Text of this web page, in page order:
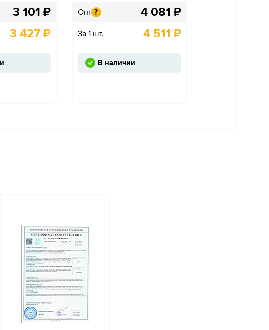
3 101 ₽
3 427₽
Опт ? 4 081 ₽
За 1 шт. 4 511 ₽
В наличии